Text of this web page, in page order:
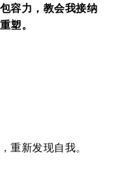
容力，教会我接纳
塑。
重新发现自我。